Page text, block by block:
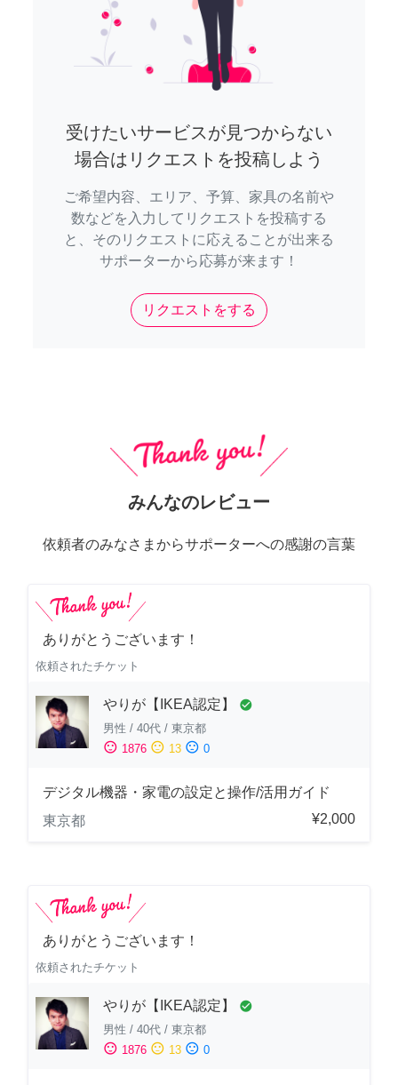
受けたいサービスが見つからない
場合はリクエストを投稿しよう
ご希望内容、エリア、予算、家具の名前や
数などを入力してリクエストを投稿する
と、そのリクエストに応えることが出来る
サポーターから応募が来ます！
リクエストをする
みんなのレビュー
依頼者のみなさまからサポーターへの感謝の言葉
ありがとうございます！
依頼されたチケット
やりが【IKEA認定】 check_circle
男性 / 40代 / 東京都
sentiment_satisfied 1876 sentiment_neutral 13 sentiment_dissatisfied 0
デジタル機器・家電の設定と操作/活用ガイド
東京都
¥2,000
ありがとうございます！
依頼されたチケット
やりが【IKEA認定】 check_circle
男性 / 40代 / 東京都
sentiment_satisfied 1876 sentiment_neutral 13 sentiment_dissatisfied 0